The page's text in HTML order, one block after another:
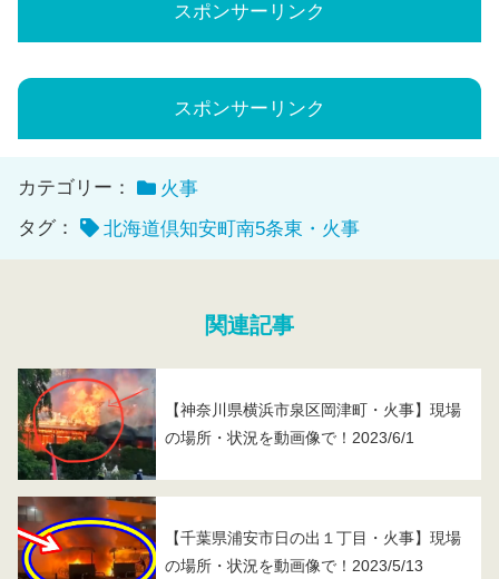
スポンサーリンク
スポンサーリンク
カテゴリー：
火事
タグ：
北海道倶知安町南5条東・火事
関連記事
【神奈川県横浜市泉区岡津町・火事】現場
の場所・状況を動画像で！2023/6/1
【千葉県浦安市日の出１丁目・火事】現場
の場所・状況を動画像で！2023/5/13